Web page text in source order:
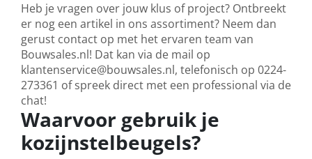
Heb je vragen over jouw klus of project? Ontbreekt
er nog een artikel in ons assortiment? Neem dan
gerust contact op met het ervaren team van
Bouwsales.nl! Dat kan via de mail op
klantenservice@bouwsales.nl, telefonisch op 0224-
273361 of spreek direct met een professional via de
chat!
Waarvoor gebruik je
kozijnstelbeugels?